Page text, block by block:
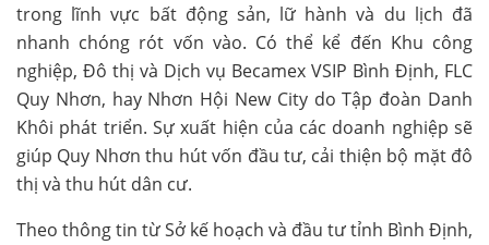
trong lĩnh vực bất động sản, lữ hành và du lịch đã
nhanh chóng rót vốn vào. Có thể kể đến Khu công
nghiệp, Đô thị và Dịch vụ Becamex VSIP Bình Định, FLC
Quy Nhơn, hay Nhơn Hội New City do Tập đoàn Danh
Khôi phát triển. Sự xuất hiện của các doanh nghiệp sẽ
giúp Quy Nhơn thu hút vốn đầu tư, cải thiện bộ mặt đô
thị và thu hút dân cư.
Theo thông tin từ Sở kế hoạch và đầu tư tỉnh Bình Định,